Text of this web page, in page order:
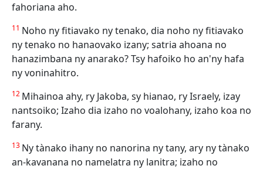
fahoriana aho.
11 Noho ny fitiavako ny tenako, dia noho ny fitiavako
ny tenako no hanaovako izany; satria ahoana no
hanazimbana ny anarako? Tsy hafoiko ho an'ny hafa
ny voninahitro.
12 Mihainoa ahy, ry Jakoba, sy hianao, ry Israely, izay
nantsoiko; Izaho dia izaho no voalohany, izaho koa no
farany.
13 Ny tànako ihany no nanorina ny tany, ary ny tànako
an-kavanana no namelatra ny lanitra; izaho no